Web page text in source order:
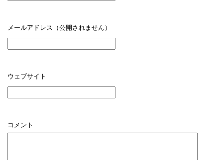
メールアドレス（公開されません）
ウェブサイト
コメント